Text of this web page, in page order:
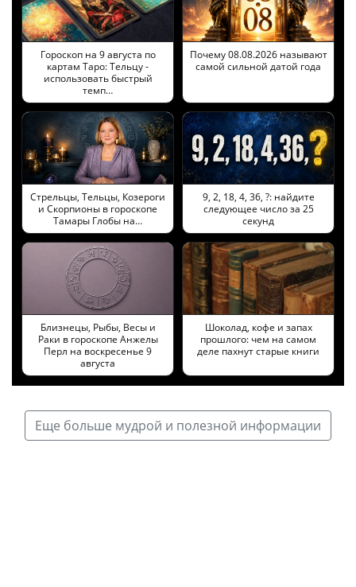
Гороскоп на 9 августа по
картам Таро: Тельцу -
использовать быстрый
темп…
Почему 08.08.2026 называют
самой сильной датой года
Стрельцы, Тельцы, Козероги
и Скорпионы в гороскопе
Тамары Глобы на…
9, 2, 18, 4, 36, ?: найдите
следующее число за 25
секунд
Близнецы, Рыбы, Весы и
Раки в гороскопе Анжелы
Перл на воскресенье 9
августа
Шоколад, кофе и запах
прошлого: чем на самом
деле пахнут старые книги
Еще больше мудрой и полезной информации